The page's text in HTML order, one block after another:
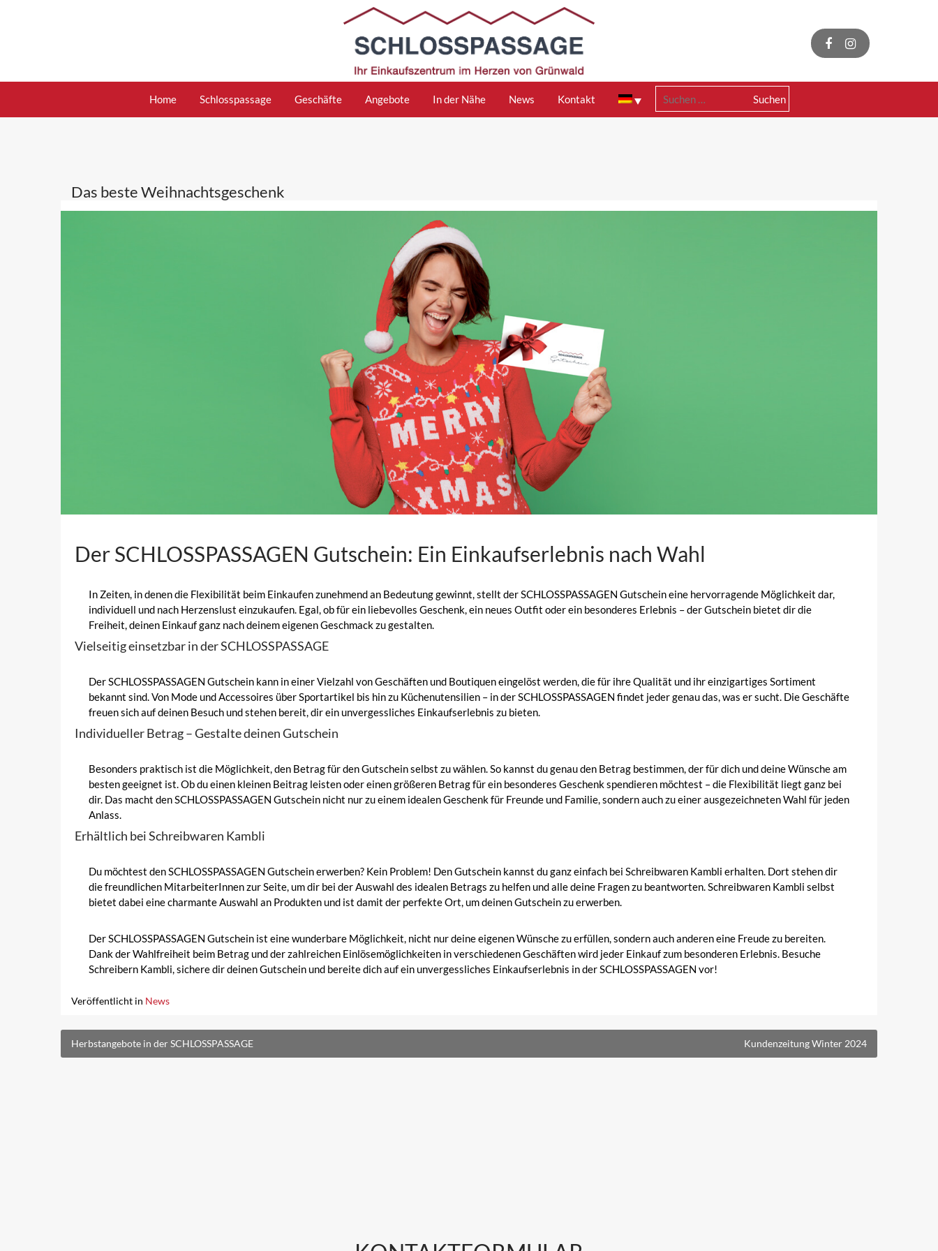
Home Schlosspassage Geschäfte Angebote In der Nähe News Kontakt
Suchen
Das beste Weihnachtsgeschenk
Der SCHLOSSPASSAGEN Gutschein: Ein Einkaufserlebnis nach Wahl
In Zeiten, in denen die Flexibilität beim Einkaufen zunehmend an Bedeutung gewinnt, stellt der SCHLOSSPASSAGEN Gutschein eine hervorragende Möglichkeit dar,
individuell und nach Herzenslust einzukaufen. Egal, ob für ein liebevolles Geschenk, ein neues Outfit oder ein besonderes Erlebnis – der Gutschein bietet dir die
Freiheit, deinen Einkauf ganz nach deinem eigenen Geschmack zu gestalten.
Vielseitig einsetzbar in der SCHLOSSPASSAGE
Der SCHLOSSPASSAGEN Gutschein kann in einer Vielzahl von Geschäften und Boutiquen eingelöst werden, die für ihre Qualität und ihr einzigartiges Sortiment
bekannt sind. Von Mode und Accessoires über Sportartikel bis hin zu Küchenutensilien – in der SCHLOSSPASSAGEN findet jeder genau das, was er sucht. Die Geschäfte
freuen sich auf deinen Besuch und stehen bereit, dir ein unvergessliches Einkaufserlebnis zu bieten.
Individueller Betrag – Gestalte deinen Gutschein
Besonders praktisch ist die Möglichkeit, den Betrag für den Gutschein selbst zu wählen. So kannst du genau den Betrag bestimmen, der für dich und deine Wünsche am
besten geeignet ist. Ob du einen kleinen Beitrag leisten oder einen größeren Betrag für ein besonderes Geschenk spendieren möchtest – die Flexibilität liegt ganz bei
dir. Das macht den SCHLOSSPASSAGEN Gutschein nicht nur zu einem idealen Geschenk für Freunde und Familie, sondern auch zu einer ausgezeichneten Wahl für jeden
Anlass.
Erhältlich bei Schreibwaren Kambli
Du möchtest den SCHLOSSPASSAGEN Gutschein erwerben? Kein Problem! Den Gutschein kannst du ganz einfach bei Schreibwaren Kambli erhalten. Dort stehen dir
die freundlichen MitarbeiterInnen zur Seite, um dir bei der Auswahl des idealen Betrags zu helfen und alle deine Fragen zu beantworten. Schreibwaren Kambli selbst
bietet dabei eine charmante Auswahl an Produkten und ist damit der perfekte Ort, um deinen Gutschein zu erwerben.
Der SCHLOSSPASSAGEN Gutschein ist eine wunderbare Möglichkeit, nicht nur deine eigenen Wünsche zu erfüllen, sondern auch anderen eine Freude zu bereiten.
Dank der Wahlfreiheit beim Betrag und der zahlreichen Einlösemöglichkeiten in verschiedenen Geschäften wird jeder Einkauf zum besonderen Erlebnis. Besuche
Schreibern Kambli, sichere dir deinen Gutschein und bereite dich auf ein unvergessliches Einkaufserlebnis in der SCHLOSSPASSAGEN vor!
Veröffentlicht in News
Beitragsnavigation
Herbstangebote in der SCHLOSSPASSAGE Kundenzeitung Winter 2024